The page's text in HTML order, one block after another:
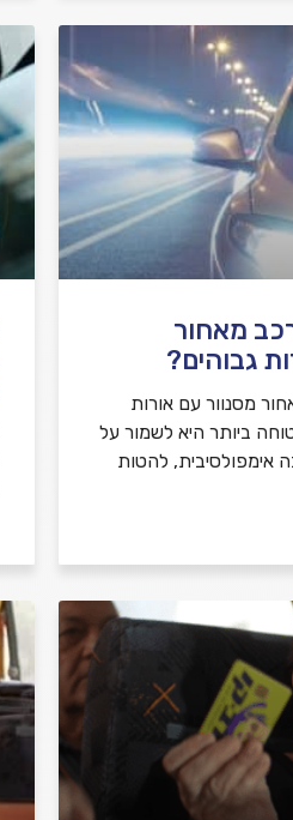
מאחור
גבוהים?
מסנוור עם אורות
ביותר היא לשמור על
אימפולסיבית, להטות